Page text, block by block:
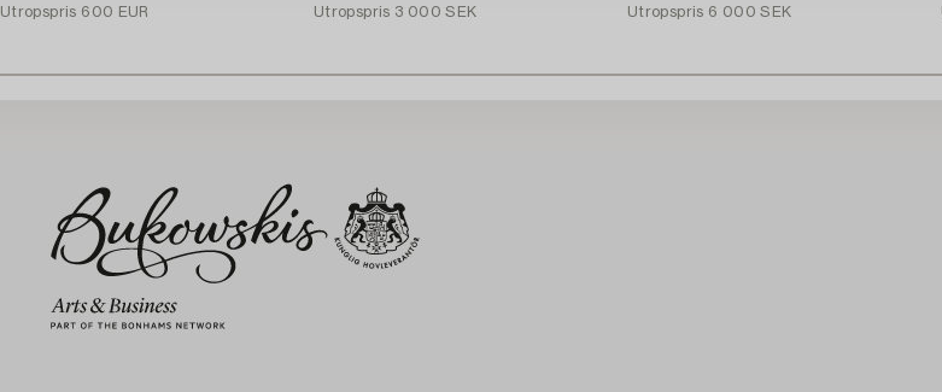
Utropspris 600 EUR
Utropspris 3 000 SEK
Utropspris 6 000 SEK